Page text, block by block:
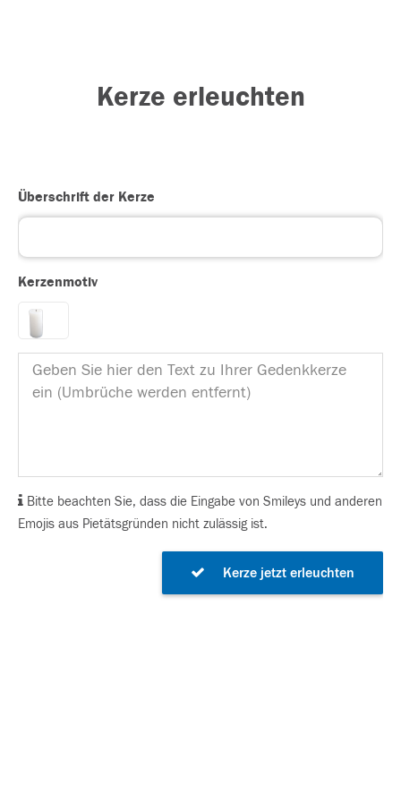
Kerze erleuchten
Überschrift der Kerze
Kerzenmotiv
Bitte beachten Sie, dass die Eingabe von Smileys und anderen
Emojis aus Pietätsgründen nicht zulässig ist.
Kerze jetzt erleuchten